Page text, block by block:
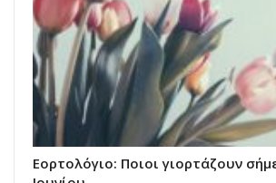
Εορτολόγιο: Ποιοι γιορτάζουν